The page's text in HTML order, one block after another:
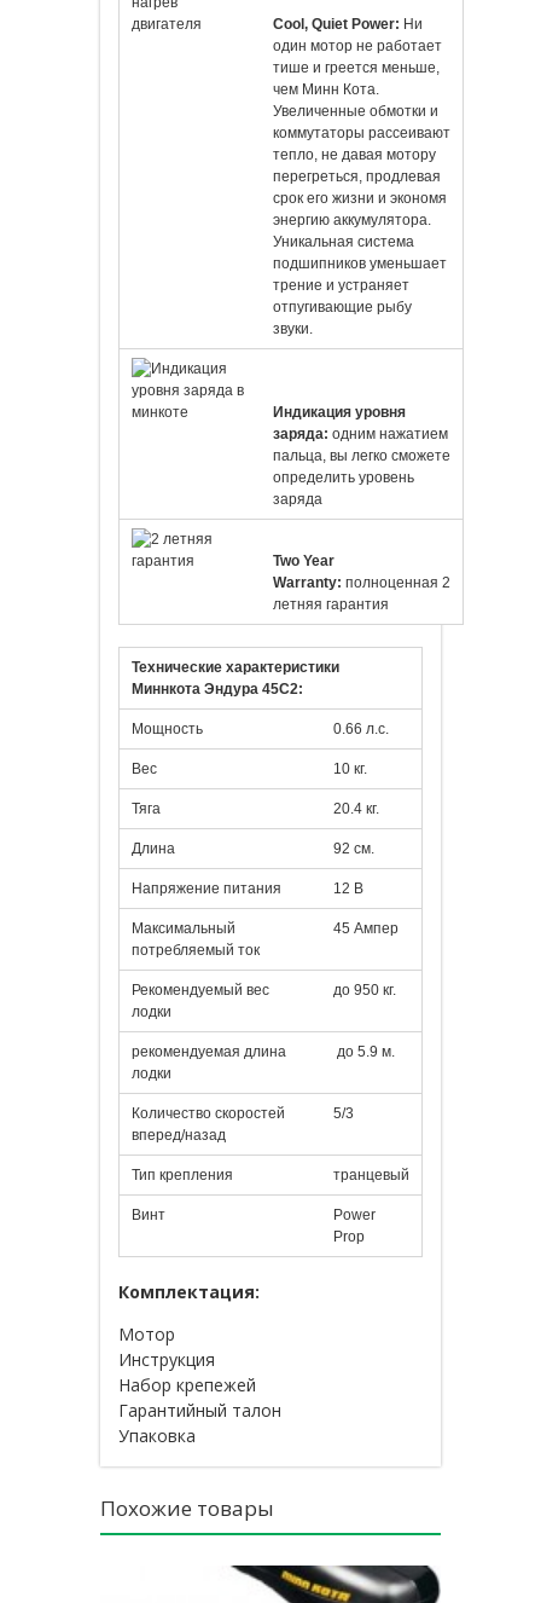
Cool, Quiet Power: Ни
один мотор не работает
тише и греется меньше,
чем Минн Кота.
Увеличенные обмотки и
коммутаторы рассеивают
тепло, не давая мотору
перегреться, продлевая
срок его жизни и экономя
энергию аккумулятора.
Уникальная система
подшипников уменьшает
трение и устраняет
отпугивающие рыбу
звуки.
Индикация уровня
заряда: одним нажатием
пальца, вы легко сможете
определить уровень
заряда
Two Year
Warranty: полноценная 2
летняя гарантия
Технические характеристики
Миннкота Эндура 45C2:
Мощность 0.66 л.с.
Вес 10 кг.
Тяга 20.4 кг.
Длина 92 см.
Напряжение питания 12 В
Максимальный
потребляемый ток
45 Ампер
Рекомендуемый вес
лодки
до 950 кг.
рекомендуемая длина
лодки
до 5.9 м.
Количество скоростей
вперед/назад
5/3
Тип крепления транцевый
Винт
Power
Prop
Комплектация:
Мотор
Инструкция
Набор крепежей
Гарантийный талон
Упаковка
Похожие товары